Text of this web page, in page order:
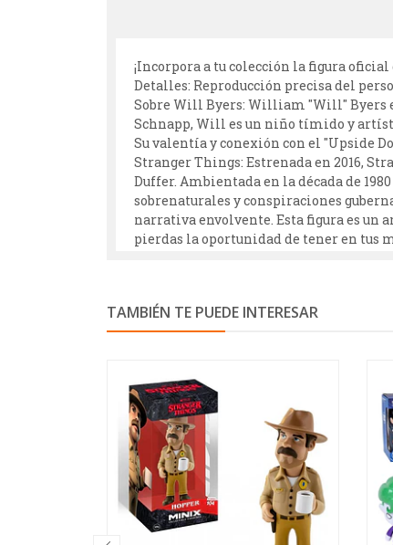
¡Incorpora a tu colección la figura
Detalles: Reproducción precisa del
Sobre Will Byers: William "Will" Byers
Schnapp, Will es un niño tímido y
Su valentía y conexión con el "Upside
Stranger Things: Estrenada en 2016,
Duffer. Ambientada en la década de
sobrenaturales y conspiraciones
narrativa envolvente. Esta figura es
pierdas la oportunidad de tener en tus
TAMBIÉN TE PUEDE INTERESAR